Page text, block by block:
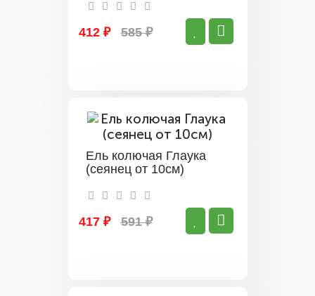
412 ₽ 585 ₽
Ель колючая Глаука
(сеянец от 10см)
417 ₽ 591 ₽